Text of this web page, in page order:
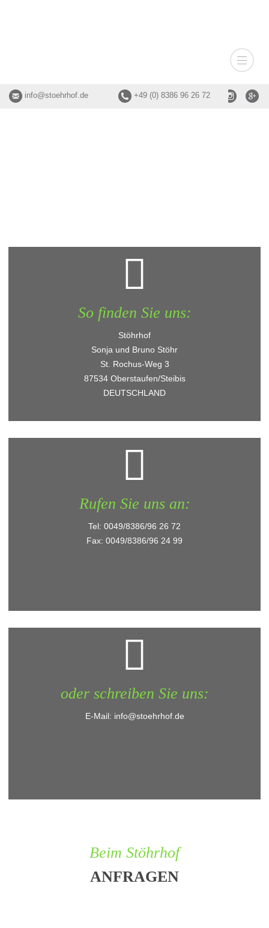
info@stoehrhof.de +49 (0) 8386 96 26 72
So finden Sie uns:
Stöhrhof
Sonja und Bruno Stöhr
St. Rochus-Weg 3
87534 Oberstaufen/Steibis
DEUTSCHLAND
Rufen Sie uns an:
Tel: 0049/8386/96 26 72
Fax: 0049/8386/96 24 99
oder schreiben Sie uns:
E-Mail: info@stoehrhof.de
Beim Stöhrhof
ANFRAGEN